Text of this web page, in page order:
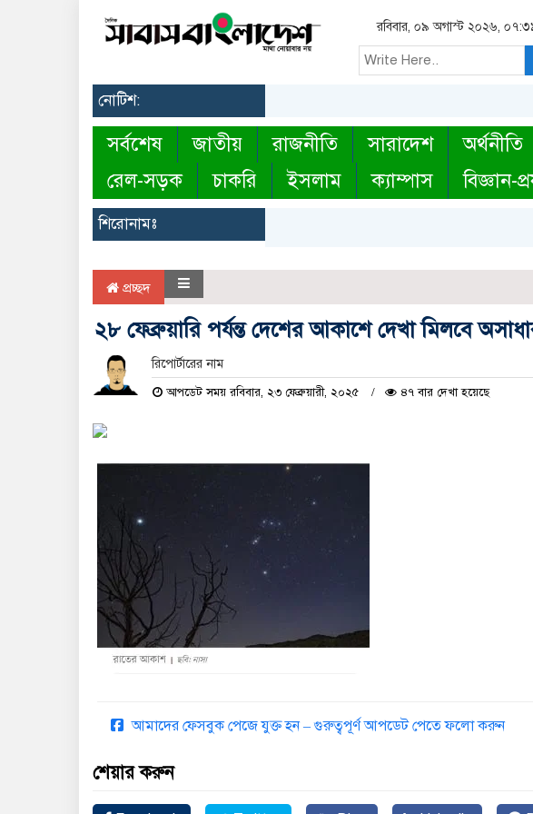
রবিবার, ০৯ অগাস্ট ২০২৬,
নোটিশ:
সর্বশেষ জাতীয় রাজনীতি সারাদেশ অর্থনীতি
রেল-সড়ক
চাকরি ইসলাম ক্যাম্পাস বিজ্ঞান-
শিরোনামঃ
প্রচ্ছদ
২৮ ফেব্রুয়ারি পর্যন্ত দেশের আকাশে দেখা মিলবে
রিপোর্টারের নাম
আপডেট সময় রবিবার, ২৩ ফেব্রুয়ারী, ২০২৫ ৪৭ বার দেখা হয়েছে
আমাদের ফেসবুক পেজে যুক্ত হন – গুরুত্বপূর্ণ আপডেট পেতে ফলো করুন
শেয়ার করুন